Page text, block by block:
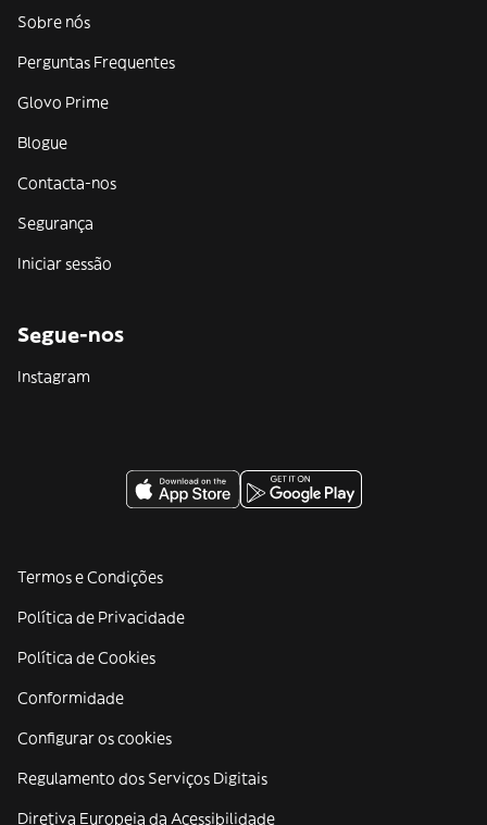
Sobre nós
Perguntas Frequentes
Glovo Prime
Blogue
Contacta-nos
Segurança
Iniciar sessão
Segue-nos
Instagram
Termos e Condições
Política de Privacidade
Política de Cookies
Conformidade
Configurar os cookies
Regulamento dos Serviços Digitais
Diretiva Europeia da Acessibilidade